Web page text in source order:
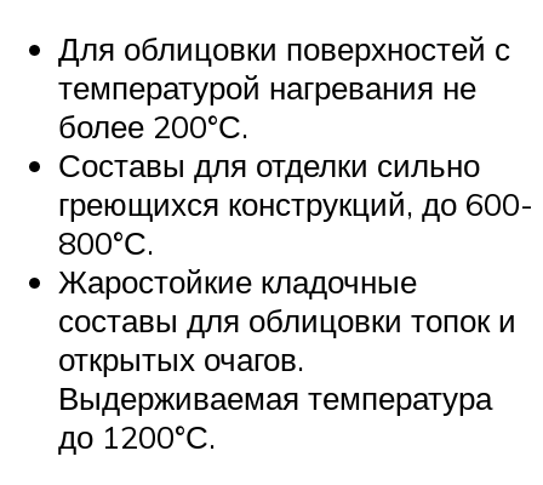
Для облицовки поверхностей с
температурой нагревания не
более 200°С.
Составы для отделки сильно
греющихся конструкций, до 600-
800°С.
Жаростойкие кладочные
составы для облицовки топок и
открытых очагов.
Выдерживаемая температура
до 1200°С.